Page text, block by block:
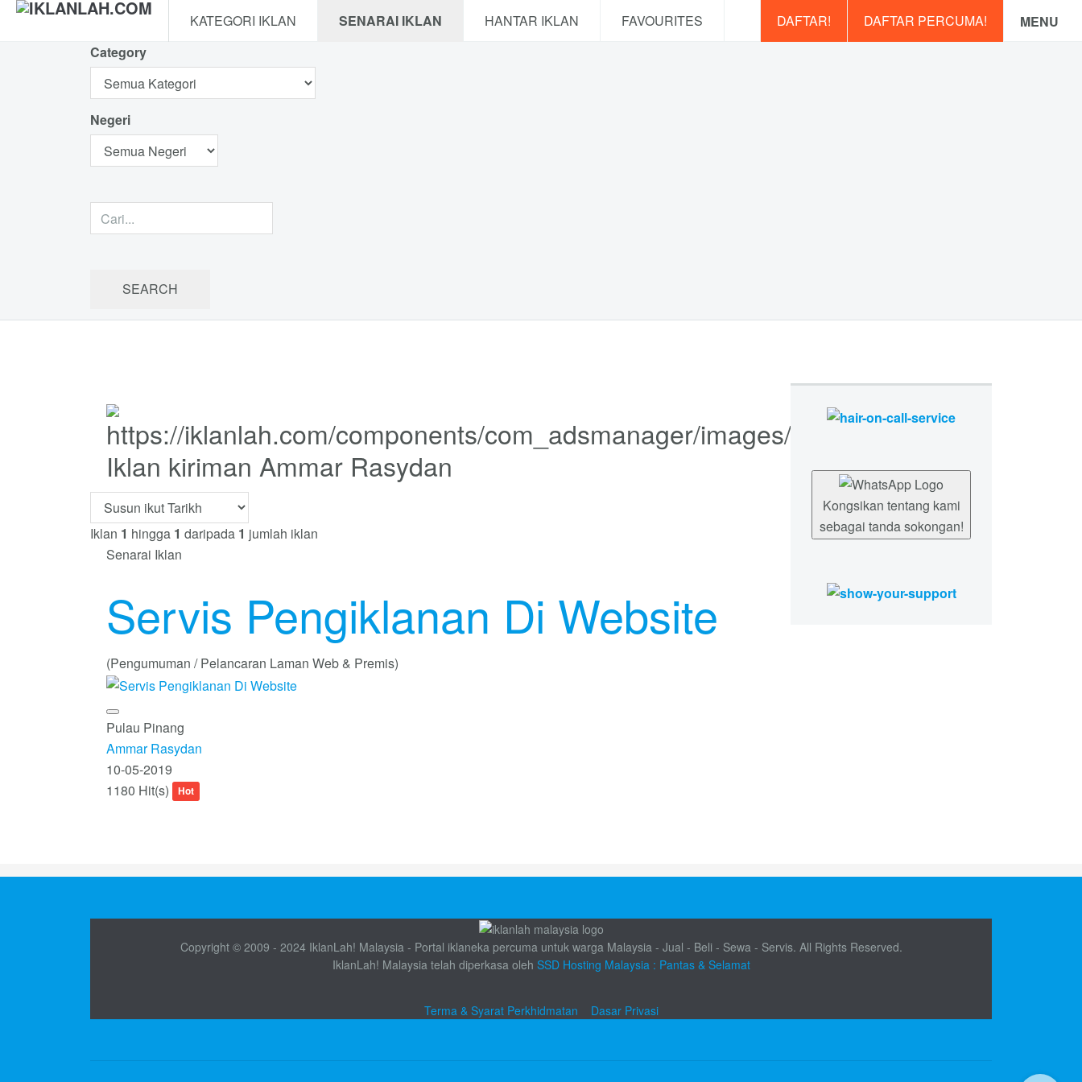
KATEGORI IKLAN SENARAI IKLAN HANTAR IKLAN FAVOURITES MENU
DAFTAR PERCUMA!
DAFTAR!
Category
Negeri
Iklan kiriman Ammar Rasydan
Iklan 1 hingga 1 daripada 1 jumlah iklan
Senarai Iklan
Servis Pengiklanan Di Website
(Pengumuman / Pelancaran Laman Web & Premis)
Pulau Pinang
Ammar Rasydan
10-05-2019
1180 Hit(s)
Hot
Kongsikan tentang kami
sebagai tanda sokongan!
Copyright © 2009 - 2024 IklanLah! Malaysia - Portal iklaneka percuma untuk warga Malaysia - Jual - Beli - Sewa - Servis. All Rights Reserved.
IklanLah! Malaysia telah diperkasa oleh SSD Hosting Malaysia : Pantas & Selamat
Terma & Syarat Perkhidmatan Dasar Privasi